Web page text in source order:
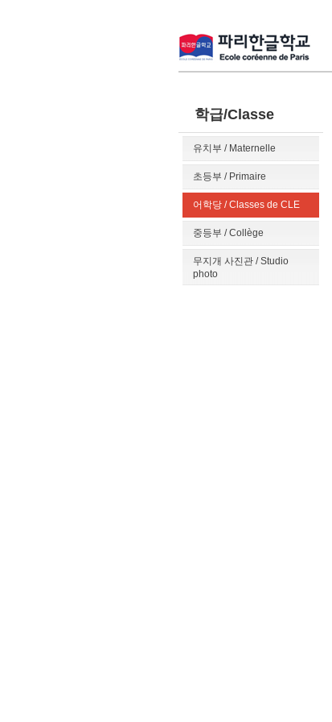
학급/Classe
유치부 / Maternelle
초등부 / Primaire
어학당 / Classes de CLE
중등부 / Collège
무지개 사진관 / Studio
photo